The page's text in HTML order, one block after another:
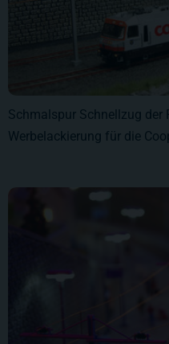
Schmalspur Schnellzug der
Werbelackierung für die